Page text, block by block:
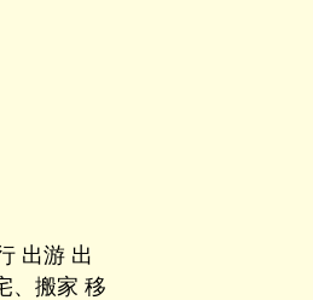
出游 出
、搬家 移